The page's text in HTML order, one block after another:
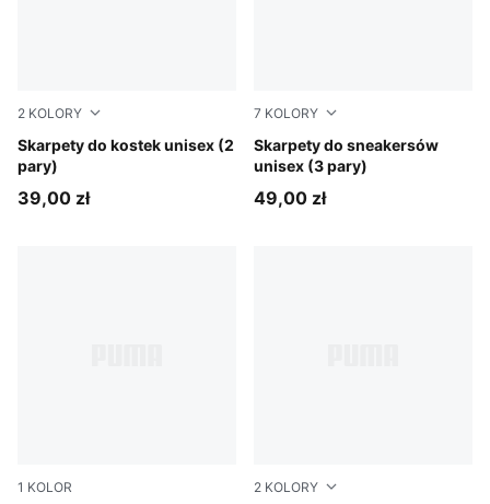
2 KOLORY
Skarpety do kostek unisex (2
pary)
white / grey / black
39,00 zł
7 KOLORY
Skarpety do sneakersów
unisex (3 pary)
black/red
49,00 zł
1 KOLOR 2 KOLORY